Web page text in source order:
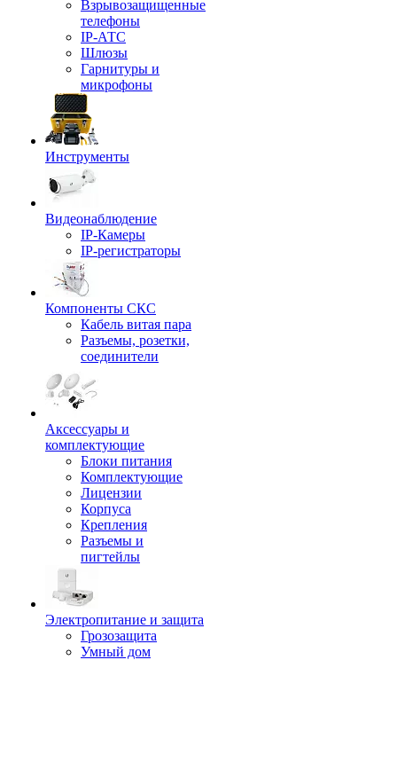
Взрывозащищенные
телефоны
IP-АТС
Шлюзы
Гарнитуры и
микрофоны
Инструменты
Видеонаблюдение
IP-Камеры
IP-регистраторы
Компоненты СКС
Кабель витая пара
Разъемы, розетки,
соединители
Аксессуары и
комплектующие
Блоки питания
Комплектующие
Лицензии
Корпуса
Крепления
Разъемы и
пигтейлы
Электропитание и защита
Грозозащита
Умный дом